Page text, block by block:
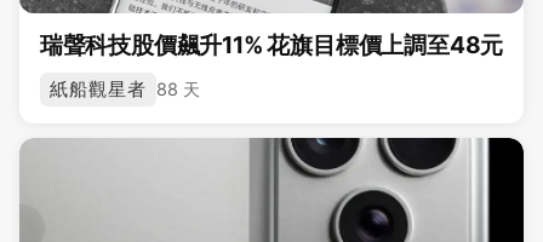
瑞聲科技股價飆升11% 花旗目標價上調至48元
紙船觀星者 88 天